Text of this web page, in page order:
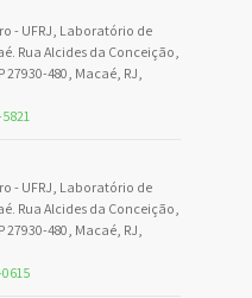
- UFRJ, Laboratório de
Rua Alcides da Conceição,
27930-480, Macaé, RJ,
- UFRJ, Laboratório de
Rua Alcides da Conceição,
27930-480, Macaé, RJ,